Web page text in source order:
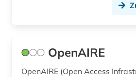
OpenAIRE
OpenAIRE (Open Access